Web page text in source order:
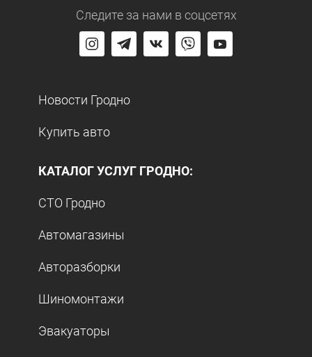
Следите за нами в соцсетях
Новости Гродно
Купить авто
КАТАЛОГ УСЛУГ ГРОДНО:
СТО Гродно
Автомагазины
Авторазборки
Шиномонтажи
Эвакуаторы